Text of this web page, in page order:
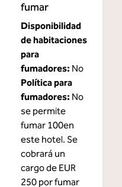
fumar
Disponibilidad
de habitaciones
para
fumadores: No
Política para
fumadores: No
se permite
fumar 100en
este hotel. Se
cobrará un
cargo de EUR
250 por fumar